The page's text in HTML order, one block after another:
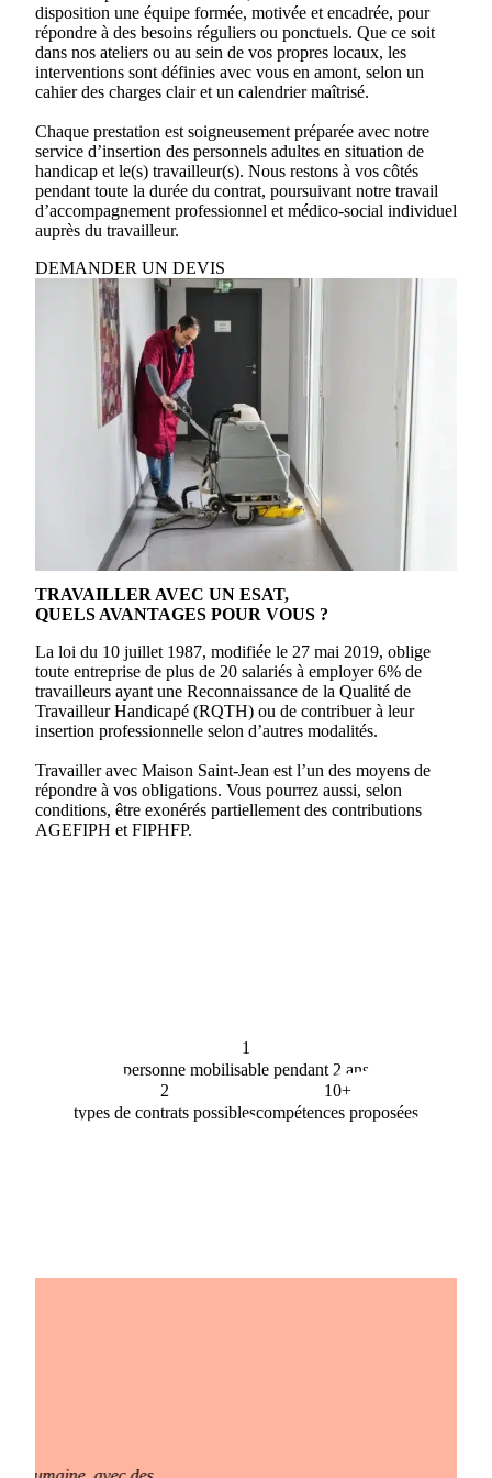
disposition une équipe formée, motivée et encadrée, pour
répondre à des besoins réguliers ou ponctuels. Que ce soit
dans nos ateliers ou au sein de vos propres locaux, les
interventions sont définies avec vous en amont, selon un
cahier des charges clair et un calendrier maîtrisé.
Chaque prestation est soigneusement préparée avec notre
service d’insertion des personnels adultes en situation de
handicap et le(s) travailleur(s). Nous restons à vos côtés
pendant toute la durée du contrat, poursuivant notre travail
d’accompagnement professionnel et médico-social individuel
auprès du travailleur.
DEMANDER UN DEVIS
TRAVAILLER AVEC UN ESAT,
QUELS AVANTAGES POUR VOUS ?
La loi du 10 juillet 1987, modifiée le 27 mai 2019, oblige
toute entreprise de plus de 20 salariés à employer 6% de
travailleurs ayant une Reconnaissance de la Qualité de
Travailleur Handicapé (RQTH) ou de contribuer à leur
insertion professionnelle selon d’autres modalités.
Travailler avec Maison Saint-Jean est l’un des moyens de
répondre à vos obligations. Vous pourrez aussi, selon
conditions, être exonérés partiellement des contributions
AGEFIPH et FIPHFP.
1
personne mobilisable pendant 2 ans
2
types de contrats possibles
10+
compétences proposées